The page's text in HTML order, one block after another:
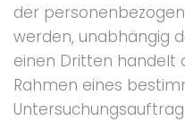
der
werden, unabhängig
einen Dritten handelt
Rahmen eines